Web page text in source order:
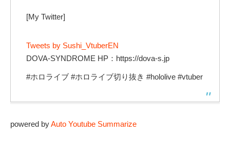
[My Twitter]
Tweets by Sushi_VtuberEN
DOVA-SYNDROME HP：https://dova-s.jp
#ホロライブ #ホロライブ切り抜き #hololive #vtuber
powered byAuto Youtube Summarize